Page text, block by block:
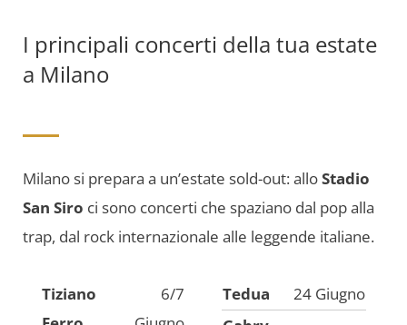
I principali concerti della tua estate
a Milano
Milano si prepara a un’estate sold-out: alloStadio
San Siro ci sono concerti che spaziano dal pop alla
trap, dal rock internazionale alle leggende italiane.
Tiziano
6/7
Tedua
24 Giugno